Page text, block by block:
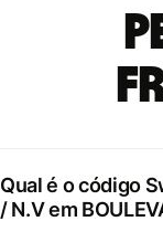
Qual é o código
/ N.V em